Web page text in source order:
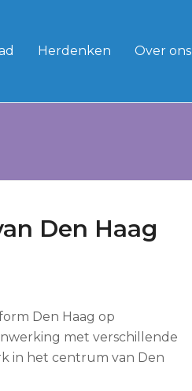
Herdenken Over ons
Den Haag
Den Haag op
met verschillende
in het centrum van Den